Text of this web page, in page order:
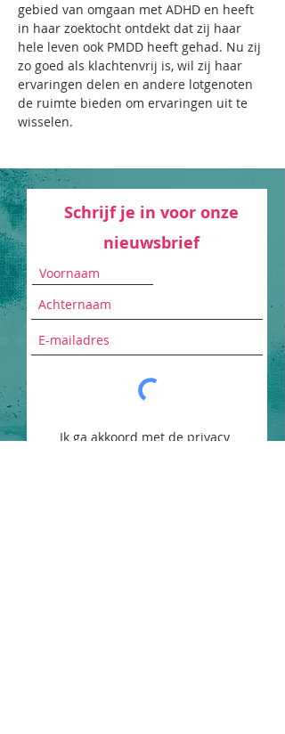
gebied van omgaan met ADHD en heeft
in haar zoektocht ontdekt dat zij haar
hele leven ook PMDD heeft gehad. Nu zij
zo goed als klachtenvrij is, wil zij haar
ervaringen delen en andere lotgenoten
de ruimte bieden om ervaringen uit te
wisselen.
Schrijf je in voor onze
nieuwsbrief
Ik ga akkoord met de privacy